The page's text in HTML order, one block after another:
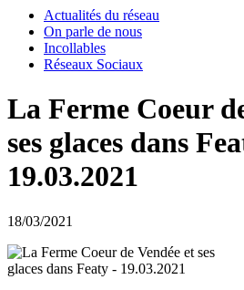
Actualités du réseau
On parle de nous
Incollables
Réseaux Sociaux
La Ferme Coeur
ses glaces dans
19.03.2021
18/03/2021